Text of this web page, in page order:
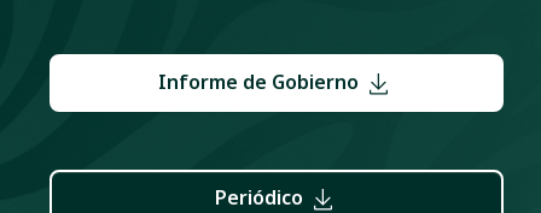
Informe de Gobierno
Periódico